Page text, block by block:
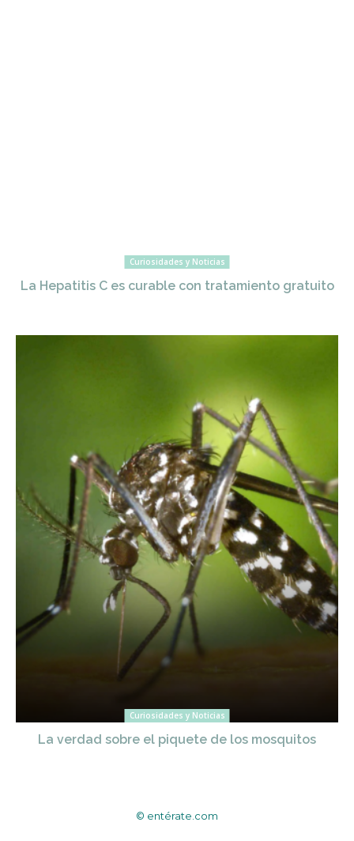
Curiosidades y Noticias
La Hepatitis C es curable con tratamiento gratuito
Curiosidades y Noticias
La verdad sobre el piquete de los mosquitos
© entérate.com